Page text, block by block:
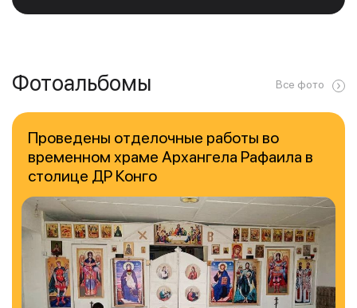
Фотоальбомы Все фото
Проведены отделочные работы во
временном храме Архангела Рафаила в
столице ДР Конго